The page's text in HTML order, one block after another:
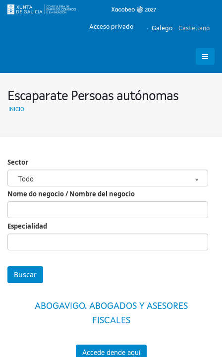
Galego Castellano
Acceso privado
Escaparate Persoas autónomas
INICIO
Sector
Todo
Sector
Nome do negocio / Nombre del negocio
Especialidad
ABOGAVIGO. ABOGADOS Y ASESORES
FISCALES
Accede dende aquí